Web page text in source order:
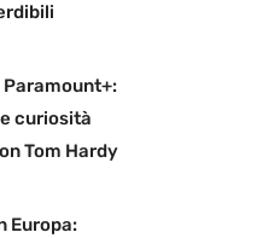
Paramount+:
curiosità
Tom Hardy
Europa: